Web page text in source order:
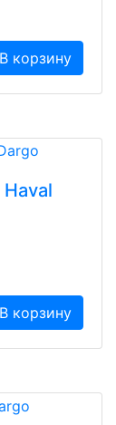
В корзину
В корзину